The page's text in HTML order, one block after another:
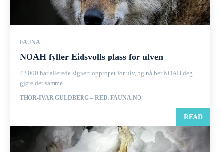
FAUNA+
NOAH fyller Eidsvolls plass for ulven
42.000 har allerede signert oppropet for ulv, og nå ber NOAH deg
gjøre det samme.
THOR-IVAR GULDBERG – RED. FAUNA.NO
READ